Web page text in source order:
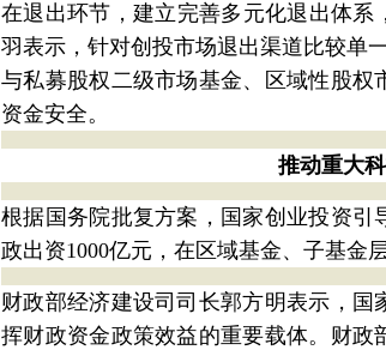
在退出环节，建立完善多元化退出体系
羽表示，针对创投市场退出渠道比较单
与私募股权二级市场基金、区域性股
资金安全。
推动重大
根据国务院批复方案，国家创业投资
政出资1000亿元，在区域基金、子基金
财政部经济建设司司长郭方明表示，
挥财政资金政策效益的重要载体。财